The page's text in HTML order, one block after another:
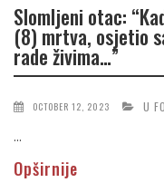
Slomljeni otac:
(8) mrtva, osjetio
rade živima…”
OCTOBER 12, 2023 U
...
Opširnije